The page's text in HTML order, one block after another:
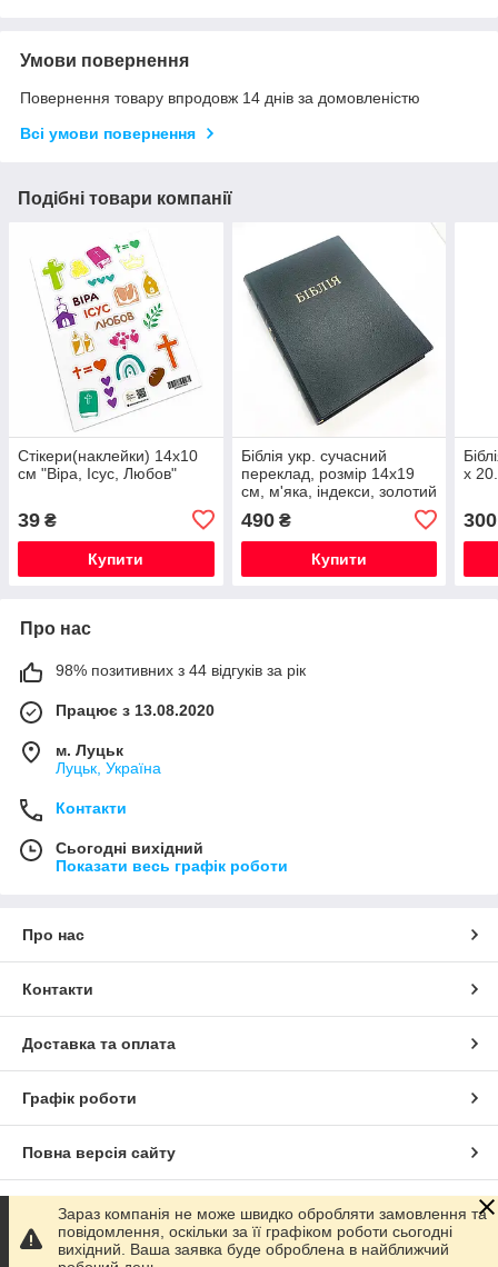
Умови повернення
Повернення товару впродовж 14 днів за домовленістю
Всі умови повернення
Подібні товари компанії
Стікери(наклейки) 14х10
см "Віра, Ісус, Любов"
39 ₴
Купити
Біблія укр. сучасний
переклад, розмір 14х19
см, м'яка, індекси, золотий
490₴
Купити
х
300
Про нас
98% позитивних з 44 відгуків за рік
Працює з 13.08.2020
м. Луцьк
Луцьк, Україна
Контакти
Сьогодні вихідний
Показати весь графік роботи
Про нас
Контакти
Доставка та оплата
Графік роботи
Повна версія сайту
Сайт створено на маркетплейсі Prom.ua
Політика конфіденційності
Зараз компанія не може швидко обробляти замовлення та
повідомлення, оскільки за її графіком роботи сьогодні
вихідний. Ваша заявка буде оброблена в найближчий